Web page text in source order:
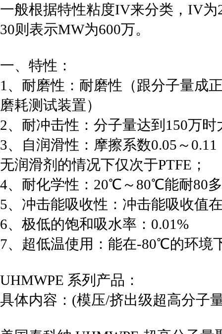
一般根据特性粘度IV来分类，IV
30则表示MW为600万。
一、特性：
1、耐磨性：耐磨性（跟分子量成
磨耗测试装置）
2、耐冲击性：分子量达到150万时
3、自润滑性：摩擦系数0.05～
无润滑剂的情况下仅次于PTFE；
4、耐化学性：20℃～80℃能耐80
5、冲击能吸收性：冲击能吸收值
6、极低的饱和吸水率：0.01%
7、超低温使用：能在-80℃的环境
UHMWPE 系列产品：
具体内容：(模压/挤出级超高分子